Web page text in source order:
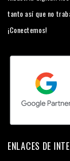
tanto así que no
¡Conectemos!
ENLACES DE